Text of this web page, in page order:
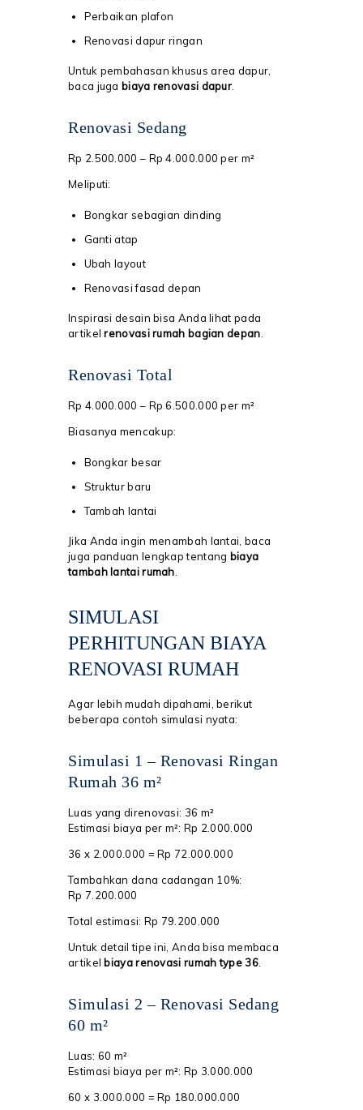
Perbaikan plafon
Renovasi dapur ringan
Untuk pembahasan khusus area dapur,
baca juga biaya renovasi dapur.
Renovasi Sedang
Rp 2.500.000 – Rp 4.000.000 per m²
Meliputi:
Bongkar sebagian dinding
Ganti atap
Ubah layout
Renovasi fasad depan
Inspirasi desain bisa Anda lihat pada
artikelrenovasi rumah bagian depan.
Renovasi Total
Rp 4.000.000 – Rp 6.500.000 per m²
Biasanya mencakup:
Bongkar besar
Struktur baru
Tambah lantai
Jika Anda ingin menambah lantai, baca
juga panduan lengkap tentang biaya
tambah lantai rumah.
SIMULASI
PERHITUNGAN BIAYA
RENOVASI RUMAH
Agar lebih mudah dipahami, berikut
beberapa contoh simulasi nyata:
Simulasi 1 – Renovasi Ringan
Rumah 36 m²
Luas yang direnovasi: 36 m²
Estimasi biaya per m²: Rp 2.000.000
36 x 2.000.000 = Rp 72.000.000
Tambahkan dana cadangan 10%:
Rp 7.200.000
Total estimasi: Rp 79.200.000
Untuk detail tipe ini, Anda bisa membaca
artikel biaya renovasi rumah type 36.
Simulasi 2 – Renovasi Sedang
60 m²
Luas: 60 m²
Estimasi biaya per m²: Rp 3.000.000
60 x 3.000.000 = Rp 180.000.000